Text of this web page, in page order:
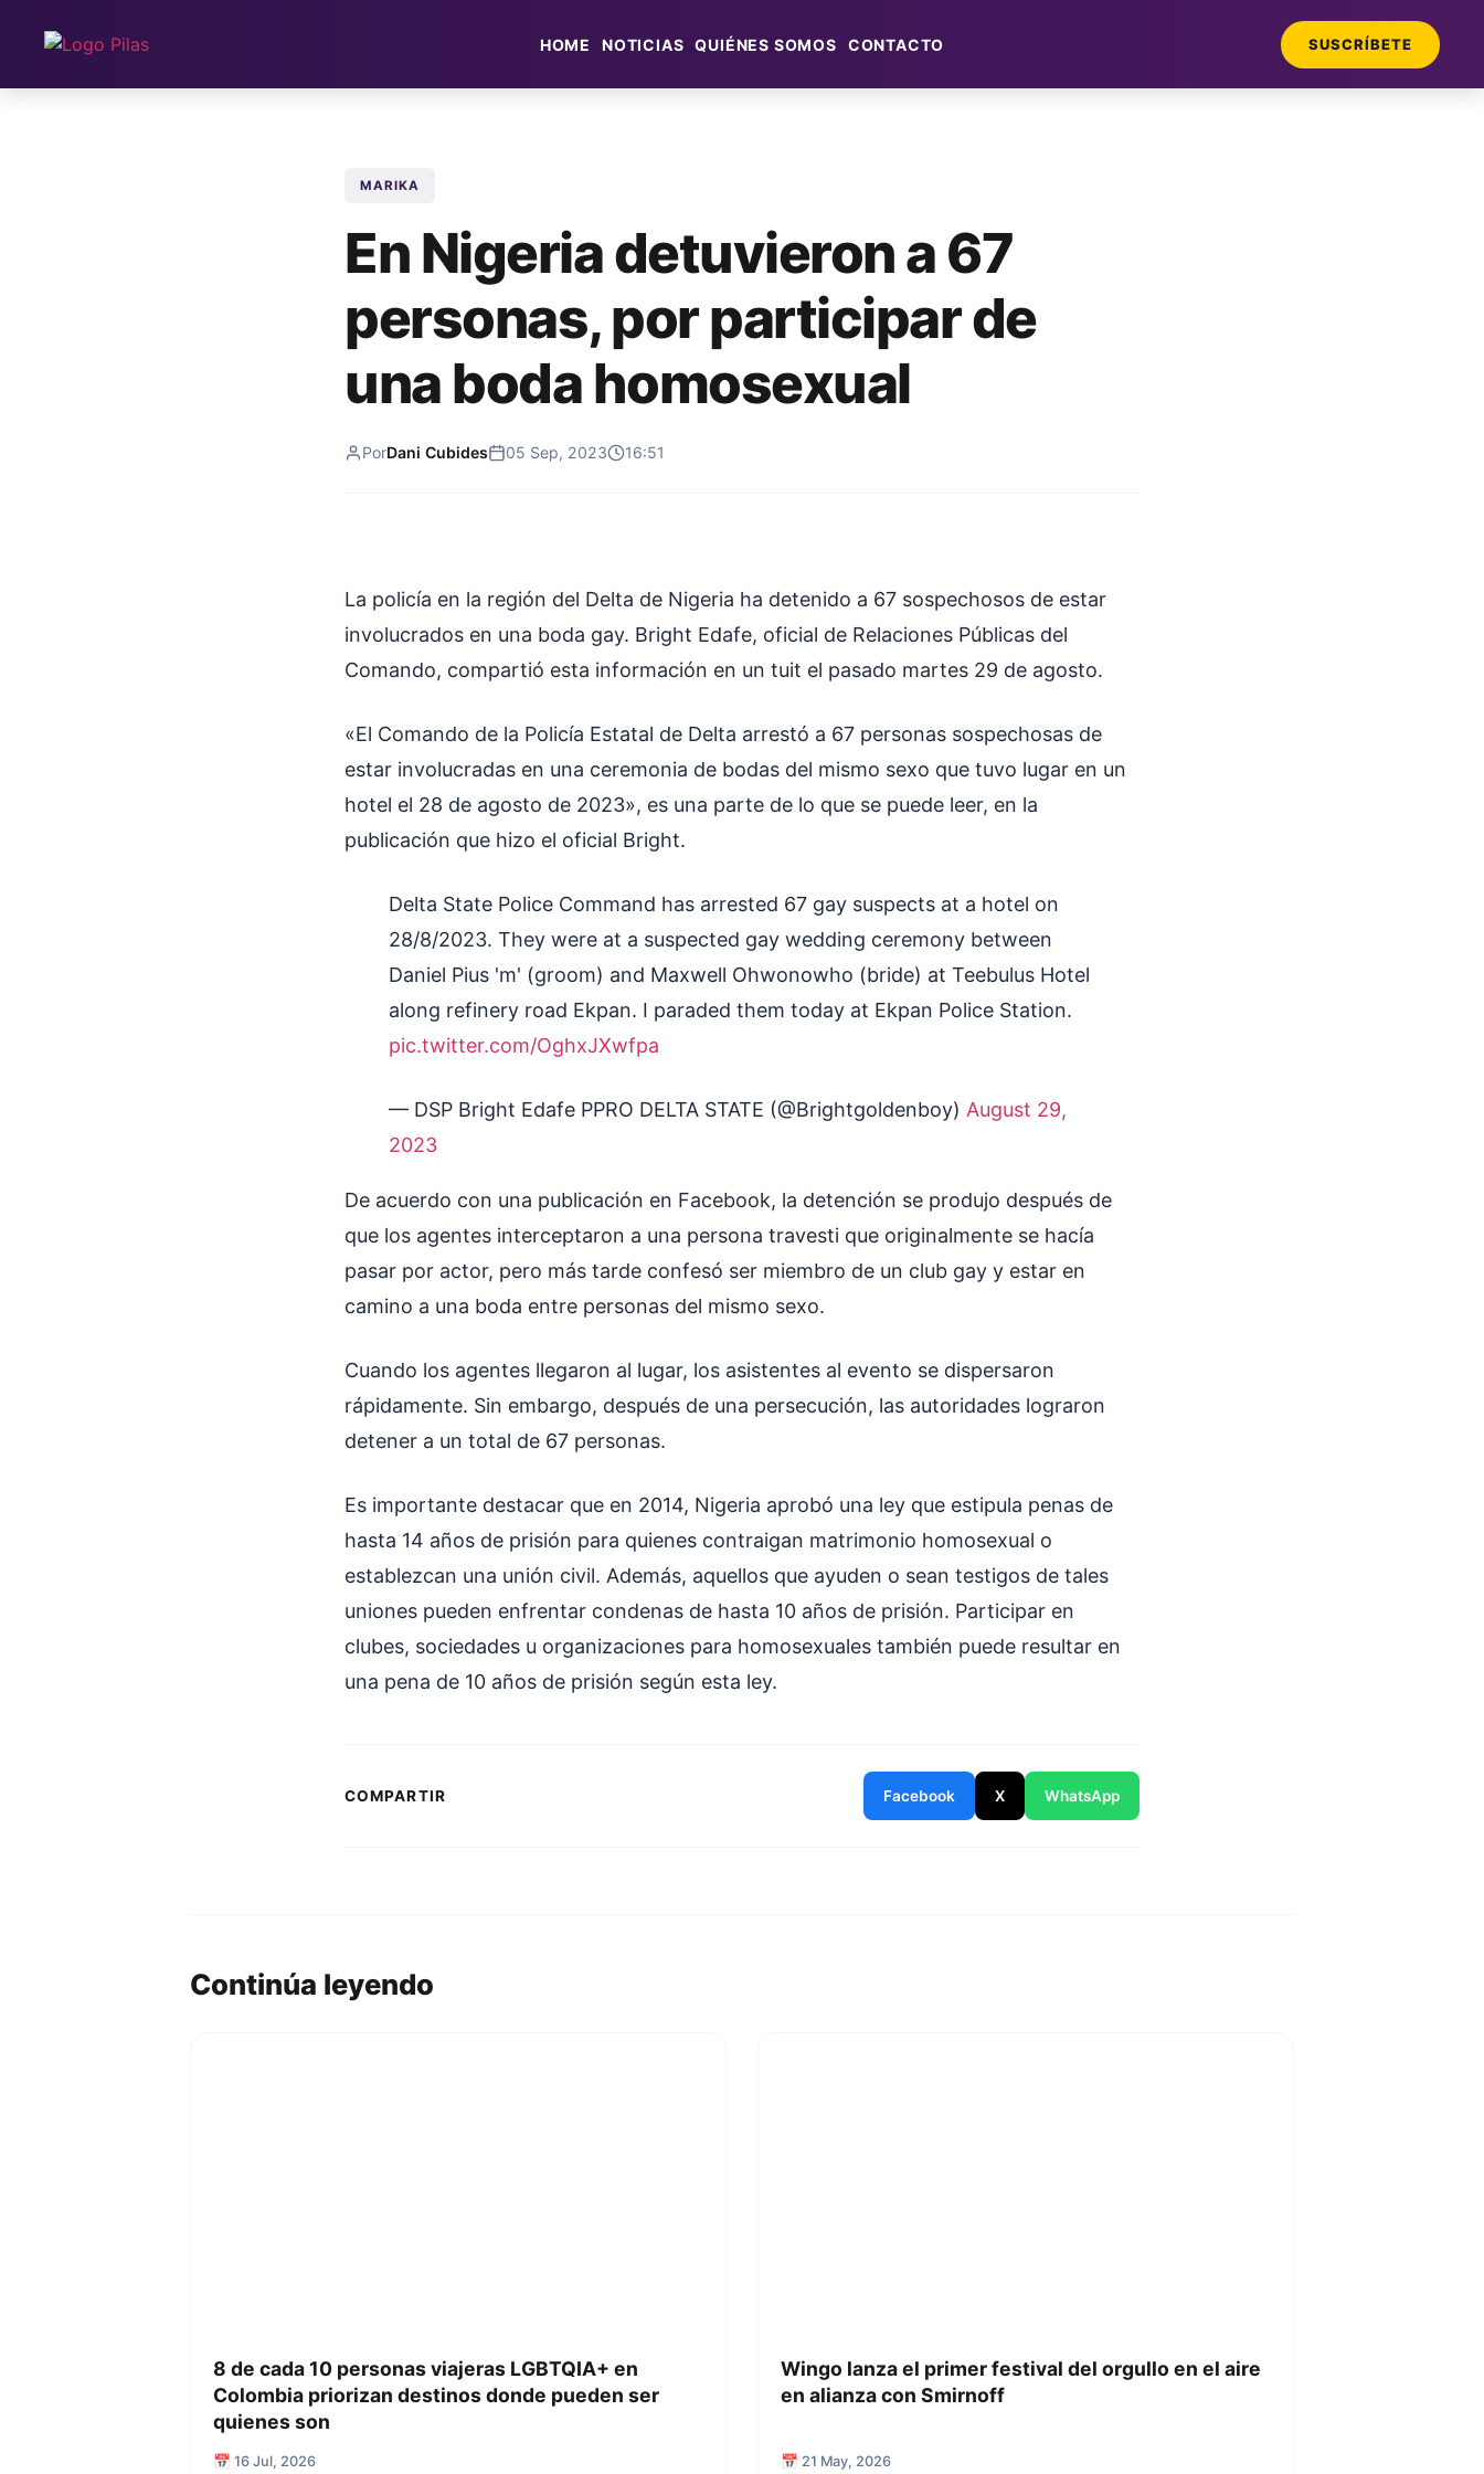
HOME NOTICIAS QUIÉNES SOMOS CONTACTO SUSCRÍBETE
MARIKA
En Nigeria detuvieron a 67
personas, por participar de
una boda homosexual
PorDani Cubides 05 Sep, 2023 16:51
La policía en la región del Delta de Nigeria ha detenido a 67 sospechosos de estar
involucrados en una boda gay. Bright Edafe, oficial de Relaciones Públicas del
Comando, compartió esta información en un tuit el pasado martes 29 de agosto.
«El Comando de la Policía Estatal de Delta arrestó a 67 personas sospechosas de
estar involucradas en una ceremonia de bodas del mismo sexo que tuvo lugar en un
hotel el 28 de agosto de 2023», es una parte de lo que se puede leer, en la
publicación que hizo el oficial Bright.
Delta State Police Command has arrested 67 gay suspects at a hotel on
28/8/2023. They were at a suspected gay wedding ceremony between
Daniel Pius 'm' (groom) and Maxwell Ohwonowho (bride) at Teebulus Hotel
along refinery road Ekpan. I paraded them today at Ekpan Police Station.
pic.twitter.com/OghxJXwfpa
— DSP Bright Edafe PPRO DELTA STATE (@Brightgoldenboy) August 29,
2023
De acuerdo con una publicación en Facebook, la detención se produjo después de
que los agentes interceptaron a una persona travesti que originalmente se hacía
pasar por actor, pero más tarde confesó ser miembro de un club gay y estar en
camino a una boda entre personas del mismo sexo.
Cuando los agentes llegaron al lugar, los asistentes al evento se dispersaron
rápidamente. Sin embargo, después de una persecución, las autoridades lograron
detener a un total de 67 personas.
Es importante destacar que en 2014, Nigeria aprobó una ley que estipula penas de
hasta 14 años de prisión para quienes contraigan matrimonio homosexual o
establezcan una unión civil. Además, aquellos que ayuden o sean testigos de tales
uniones pueden enfrentar condenas de hasta 10 años de prisión. Participar en
clubes, sociedades u organizaciones para homosexuales también puede resultar en
una pena de 10 años de prisión según esta ley.
COMPARTIR Facebook X WhatsApp
Continúa leyendo
8 de cada 10 personas viajeras LGBTQIA+ en
Colombia priorizan destinos donde pueden ser
quienes son
📅 16 Jul, 2026
Wingo lanza el primer festival del orgullo en el aire
en alianza con Smirnoff
📅 21 May, 2026